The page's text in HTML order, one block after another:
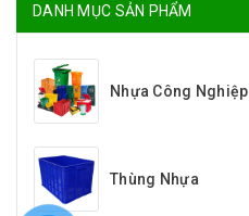
DANH MỤC SẢN PHẨM
Nhựa Công Nghiệp
Thùng Nhựa